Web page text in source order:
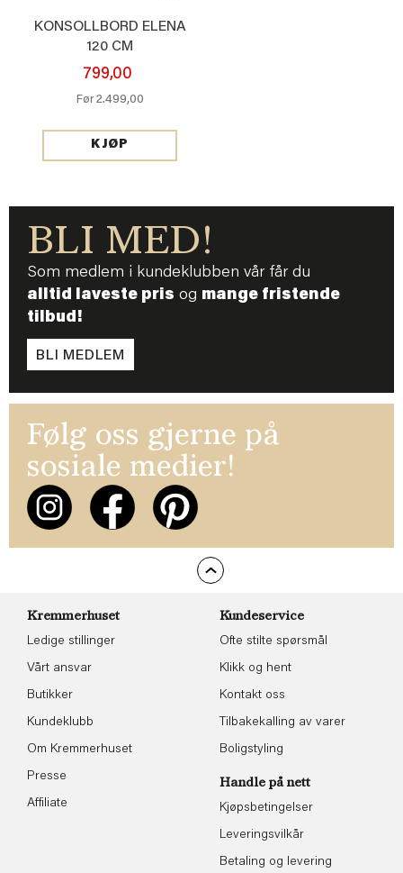
KONSOLLBORD ELENA
120 CM
799,00
Før2.499,00
KJØP
BLI MED!
Som medlem i kundeklubben vår får du
alltid laveste pris og mange fristende
tilbud!
BLI MEDLEM
Følg oss gjerne på
sosiale medier!
Kremmerhuset
Ledige stillinger
Vårt ansvar
Butikker
Kundeklubb
Om Kremmerhuset
Presse
Affiliate
Kundeservice
Ofte stilte spørsmål
Klikk og hent
Kontakt oss
Tilbakekalling av varer
Boligstyling
Handle på nett
Kjøpsbetingelser
Leveringsvilkår
Betaling og levering